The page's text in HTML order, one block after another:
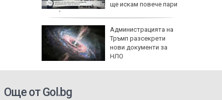
ще искам повече пари
за майките
Администрацията на
Тръмп разсекрети
нови документи за
НЛО
Още от Gol.bg